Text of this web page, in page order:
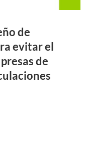
de
evitar el
de